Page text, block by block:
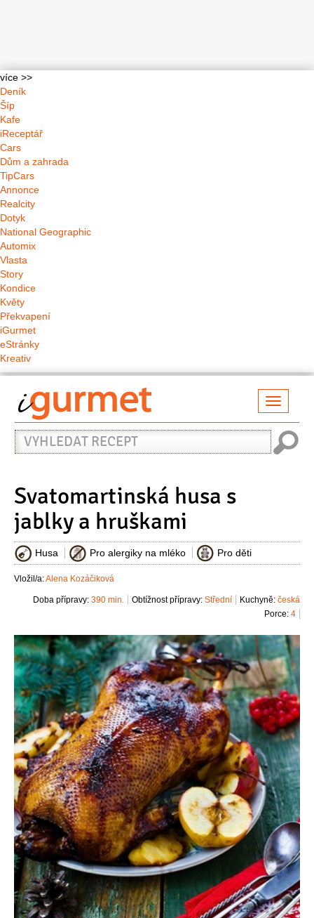
více >>
Deník
Šíp
Kafe
iReceptář
Cars
Dům a zahrada
TipCars
Annonce
Realcity
Dotyk
National Geographic
Automix
Vlasta
Story
Kondice
Květy
Překvapení
iGurmet
eStránky
Kreativ
Vyhledat
recept
Svatomartinská husa s
jablky a hruškami
Husa Pro alergiky na mléko Pro děti
Vložil/a:Alena Kozáčiková
Kuchyně: česká
Obtížnost přípravy: Střední
Doba přípravy: 390 min.
Porce: 4